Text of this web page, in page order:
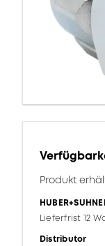
Produkt
Lieferfrist 12
Distributor